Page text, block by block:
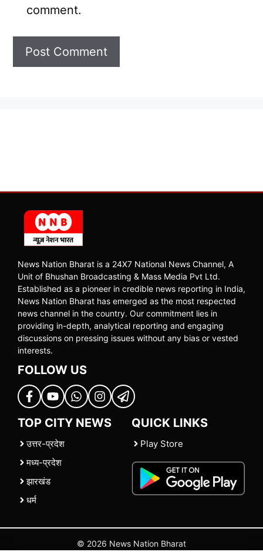
comment.
News Nation Bharat is a 24X7 National News Channel, A
Unit of Bhushan Broadcasting & Mass Media Pvt Ltd.
Established as a pioneer in credible news reporting in India,
News Nation Bharat has emerged as the most respected
news channel in the country. Our commitment lies in
providing in-depth, analytical reporting and engaging
discussions on pressing issues without any bias or vested
interests.
FOLLOW US
TOP CITY NEWS
उत्तर-प्रदेश
मध्य-प्रदेश
झारखंड
धर्म
QUICK LINKS
Play Store
© 2026 News Nation Bharat